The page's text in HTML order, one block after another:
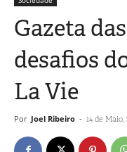
Gazeta
desafios
La Vie
Por Joel Ribeiro - 14 de Maio,